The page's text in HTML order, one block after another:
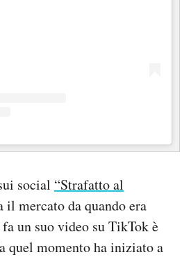
social “Strafatto al
il mercato da quando era
un suo video su TikTok è
quel momento ha iniziato a